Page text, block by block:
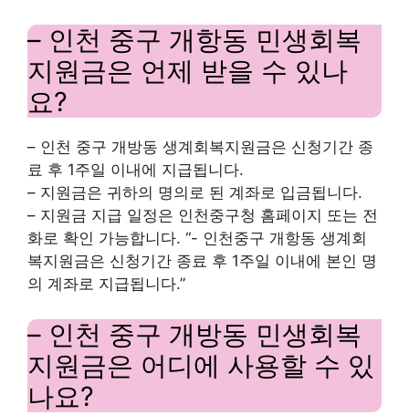
– 인천 중구 개항동 민생회복
지원금은 언제 받을 수 있나
요?
– 인천 중구 개방동 생계회복지원금은 신청기간 종
료 후 1주일 이내에 지급됩니다.
– 지원금은 귀하의 명의로 된 계좌로 입금됩니다.
– 지원금 지급 일정은 인천중구청 홈페이지 또는 전
화로 확인 가능합니다. “- 인천중구 개항동 생계회
복지원금은 신청기간 종료 후 1주일 이내에 본인 명
의 계좌로 지급됩니다.”
– 인천 중구 개방동 민생회복
지원금은 어디에 사용할 수 있
나요?